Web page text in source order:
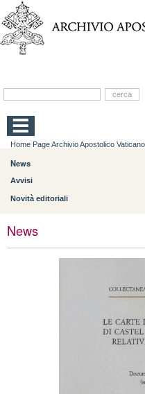
Home Page Archivio Apostolico Vaticano
News
Avvisi
Novità editoriali
News